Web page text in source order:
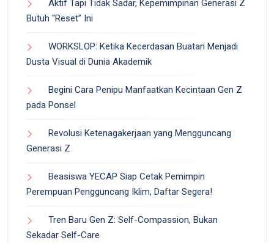
Aktif Tapi Tidak Sadar, Kepemimpinan Generasi Z
Butuh “Reset” Ini
WORKSLOP: Ketika Kecerdasan Buatan Menjadi
Dusta Visual di Dunia Akademik
Begini Cara Penipu Manfaatkan Kecintaan Gen Z
pada Ponsel
Revolusi Ketenagakerjaan yang Mengguncang
Generasi Z
Beasiswa YECAP Siap Cetak Pemimpin
Perempuan Pengguncang Iklim, Daftar Segera!
Tren Baru Gen Z: Self-Compassion, Bukan
Sekadar Self-Care